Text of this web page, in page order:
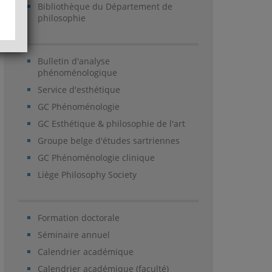
Bibliothèque du Département de
philosophie
Bulletin d'analyse
phénoménologique
Service d'esthétique
GC Phénoménologie
GC Esthétique & philosophie de l'art
Groupe belge d'études sartriennes
GC Phénoménologie clinique
Liège Philosophy Society
Formation doctorale
Séminaire annuel
Calendrier académique
Calendrier académique (faculté)